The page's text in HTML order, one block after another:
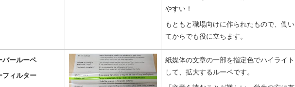
やすい！
もともと職場向けに作られたもので、働い
てからでも役に立ちます。
バールーペ
ィルター
紙媒体の文章の一部を指定色でハイライト
して、拡大するルーペです。